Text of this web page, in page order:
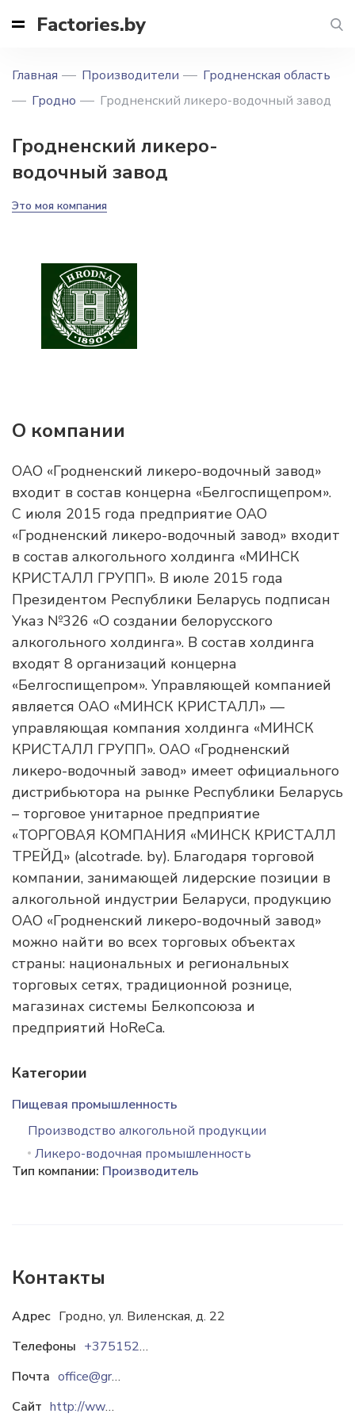
Factories.by
Главная Производители
Гродненская область
Гродно
Гродненский ликеро-водочный завод
Гродненский ликеро-
водочный завод
Это моя компания
О компании
ОАО «Гродненский ликеро-водочный завод»
входит в состав концерна «Белгоспищепром».
С июля 2015 года предприятие ОАО
«Гродненский ликеро-водочный завод» входит
в состав алкогольного холдинга «МИНСК
КРИСТАЛЛ ГРУПП». В июле 2015 года
Президентом Республики Беларусь подписан
Указ №326 «О создании белорусского
алкогольного холдинга». В состав холдинга
входят 8 организаций концерна
«Белгоспищепром». Управляющей компанией
является ОАО «МИНСК КРИСТАЛЛ» —
управляющая компания холдинга «МИНСК
КРИСТАЛЛ ГРУПП». ОАО «Гродненский
ликеро-водочный завод» имеет официального
дистрибьютора на рынке Республики Беларусь
– торговое унитарное предприятие
«ТОРГОВАЯ КОМПАНИЯ «МИНСК КРИСТАЛЛ
ТРЕЙД» (alcotrade. by). Благодаря торговой
компании, занимающей лидерские позиции в
алкогольной индустрии Беларуси, продукцию
ОАО «Гродненский ликеро-водочный завод»
можно найти во всех торговых объектах
страны: национальных и региональных
торговых сетях, традиционной рознице,
магазинах системы Белкопсоюза и
предприятий HoReCa.
Категории
Пищевая промышленность
Производство алкогольной продукции
Ликеро-водочная промышленность
Тип компании: Производитель
Контакты
Адрес Гродно, ул. Виленская, д. 22
Телефоны
+37515262-44-00
Почта
office@grodnovodka.by
Сайт
http://www.grodnovodka.by